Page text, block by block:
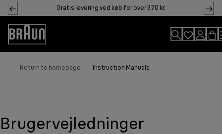
Skip
to
Content
Gratis levering ved køb for over 370 kr.
Accessibility
Statement
Return to homepage Instruction Manuals
Brugervejledninger